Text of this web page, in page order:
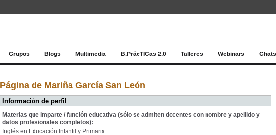
Grupos Blogs Multimedia B.PrácTICas 2.0 Talleres Webinars Chats
Página de Mariña García San León
Información de perfil
Materias que imparte / función educativa (sólo se admiten docentes con nombre y apellido y
datos profesionales completos):
Inglés en Educación Infantil y Primaria